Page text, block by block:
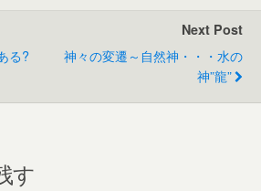
る?
Next Post
神々の変遷～自然神・・・水の
神”龍”
す